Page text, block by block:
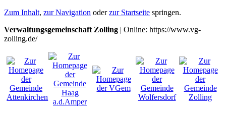
Zum Inhalt, zur Navigation oderzur Startseite springen.
Verwaltungsgemeinschaft Zolling | Online: https://www.vg-
zolling.de/